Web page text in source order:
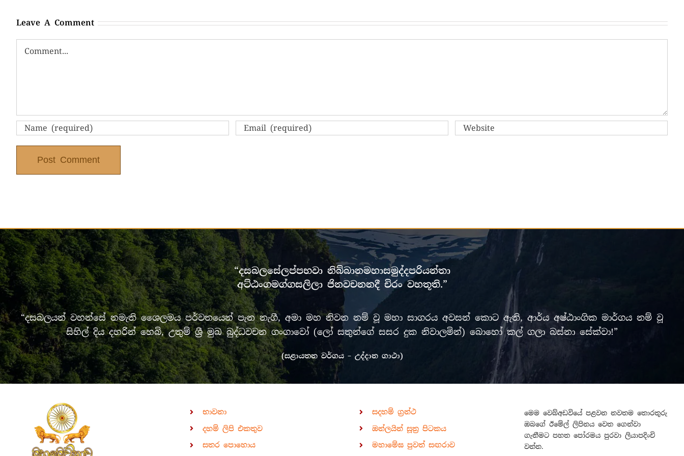
Leave A Comment
Comment
“දසබලසේලප්පභවා නිබ්බානමහාසමුද්දපරියන්තා
අට්ඨංගමග්ගසලිලා ජිනවචනනදී චිරං වහතූති.”
“දසබලයන් වහන්සේ නමැති ශෛලමය පර්වතයෙන් පැන නැගී, අමා මහ නිවන නම් වූ මහා සාගරය අවසන් කොට ඇති, ආර්ය අෂ්ඨාංගික මාර්ගය නම් වූ
සිහිල් දිය දහරින් හෙබි, උතුම් ශ්‍රී මුඛ බුද්ධවචන ගංගාවෝ (ලෝ සතුන්ගේ සසර දුක නිවාලමින්) බොහෝ කල් ගලා බස්නා සේක්වා!”
(සළායතන වර්ගය – උද්දාන ගාථා)
භාවනා
දහම් ලිපි එකතුව
සතර පොහොය
සදහම් ග්‍රන්ථ
ඔන්ලයින් සූත්‍ර පිටකය
මහාමේඝ පුවත් සඟරාව
මෙම වෙබ්අඩවියේ පළවන නවතම තොරතුරු
ඔබගේ ඊමේල් ලිපිනය වෙත ගෙන්වා
ගැනීමට පහත පෝරමය පුරවා ලියාපදිංචි
වන්න.